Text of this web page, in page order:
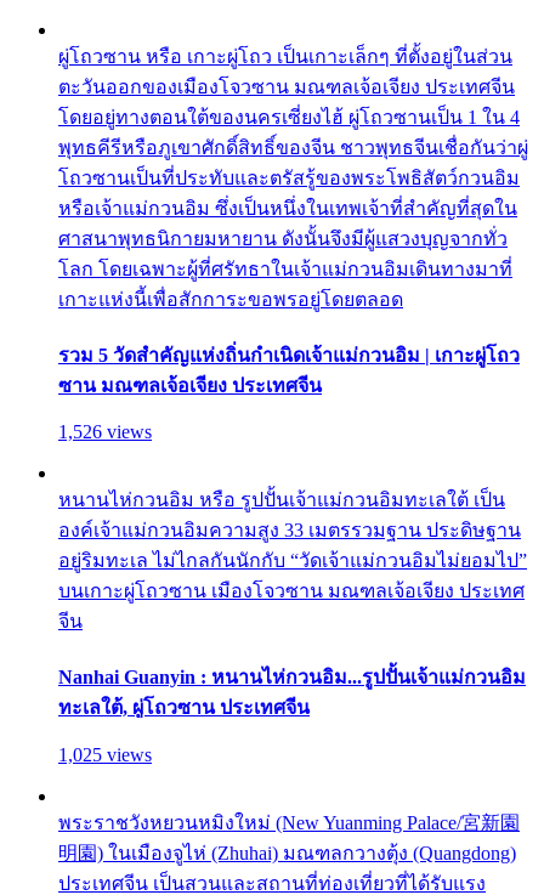
ผู่โถวซาน หรือ เกาะผู่โถว เป็นเกาะเล็กๆ ที่ตั้งอยู่ในส่วน
ตะวันออกของเมืองโจวซาน มณฑลเจ้อเจียง ประเทศจีน
โดยอยู่ทางตอนใต้ของนครเซี่ยงไฮ้ ผู่โถวซานเป็น 1 ใน 4
พุทธคีรีหรือภูเขาศักดิ์สิทธิ์ของจีน ชาวพุทธจีนเชื่อกันว่าผู่
โถวซานเป็นที่ประทับและตรัสรู้ของพระโพธิสัตว์กวนอิม
หรือเจ้าแม่กวนอิม ซึ่งเป็นหนึ่งในเทพเจ้าที่สำคัญที่สุดใน
ศาสนาพุทธนิกายมหายาน ดังนั้นจึงมีผู้แสวงบุญจากทั่ว
โลก โดยเฉพาะผู้ที่ศรัทธาในเจ้าแม่กวนอิมเดินทางมาที่
เกาะแห่งนี้เพื่อสักการะขอพรอยู่โดยตลอด
รวม 5 วัดสำคัญแห่งถิ่นกำเนิดเจ้าแม่กวนอิม | เกาะผู่โถว
ซาน มณฑลเจ้อเจียง ประเทศจีน
1,526 views
หนานไห่กวนอิม หรือ รูปปั้นเจ้าแม่กวนอิมทะเลใต้ เป็น
องค์เจ้าแม่กวนอิมความสูง 33 เมตรรวมฐาน ประดิษฐาน
อยู่ริมทะเล ไม่ไกลกันนักกับ “วัดเจ้าแม่กวนอิมไม่ยอมไป”
บนเกาะผู่โถวซาน เมืองโจวซาน มณฑลเจ้อเจียง ประเทศ
จีน
Nanhai Guanyin : หนานไห่กวนอิม...รูปปั้นเจ้าแม่กวนอิม
ทะเลใต้, ผู่โถวซาน ประเทศจีน
1,025 views
พระราชวังหยวนหมิงใหม่ (New Yuanming Palace/宮新園
明園) ในเมืองจูไห่ (Zhuhai) มณฑลกวางตุ้ง (Quangdong)
ประเทศจีน เป็นสวนและสถานที่ท่องเที่ยวที่ได้รับแรง